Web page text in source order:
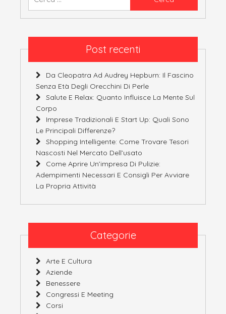
Post recenti
Da Cleopatra Ad Audrey Hepburn: Il Fascino
Senza Età Degli Orecchini Di Perle
Salute E Relax: Quanto Influisce La Mente Sul
Corpo
Imprese Tradizionali E Start Up: Quali Sono
Le Principali Differenze?
Shopping Intelligente: Come Trovare Tesori
Nascosti Nel Mercato Dell’usato
Come Aprire Un’impresa Di Pulizie:
Adempimenti Necessari E Consigli Per Avviare
La Propria Attività
Categorie
Arte E Cultura
Aziende
Benessere
Congressi E Meeting
Corsi